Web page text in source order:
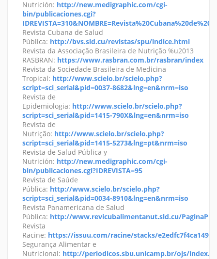
Nutrición: http://new.medigraphic.com/cgi-
bin/publicaciones.cgi?
Revista Cubana de Salud
Pública: http://bvs.sld.cu/revistas/spu/indice.html
Revista da Associação Brasileira de Nutrição %u2013
RASBRAN: https://www.rasbran.com.br/rasbran/index
Revista da Sociedade Brasileira de Medicina
Tropical: http://www.scielo.br/scielo.php?
script=sci_serial&pid=0037-8682&lng=en&nrm=iso
Revista de
Epidemiologia: http://www.scielo.br/scielo.php?
script=sci_serial&pid=1415-790X&lng=en&nrm=iso
Revista de
Nutrição: http://www.scielo.br/scielo.php?
script=sci_serial&pid=1415-5273&lng=pt&nrm=iso
Revista de Salud Pública y
Nutrición: http://new.medigraphic.com/cgi-
bin/publicaciones.cgi?IDREVISTA=95
Revista de Saúde
Pública: http://www.scielo.br/scielo.php?
script=sci_serial&pid=0034-8910&lng=en&nrm=iso
Revista Panamericana de Salud
Pública: http://www.revicubalimentanut.sld.cu/
Revista
Racine: https://issuu.com/racine/stacks/
Segurança Alimentar e
Nutricional: http://periodicos.sbu.unicamp.br/ojs/